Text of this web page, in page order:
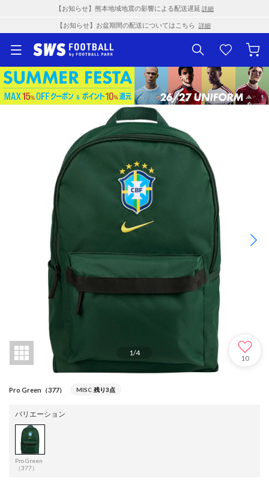
【お知らせ】熊本地域地震の影響による配送遅延 詳細
【お知らせ】お盆期間の配送についてはこちら 詳細
1/4
10
Pro Green（377） MISC 残り3点
バリエーション
Pro Green
（377）